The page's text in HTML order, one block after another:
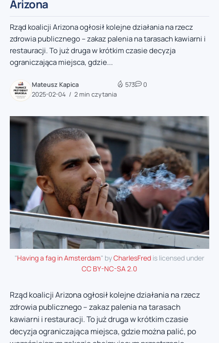
Arizona
Rząd koalicji Arizona ogłosił kolejne działania na rzecz
zdrowia publicznego – zakaz palenia na tarasach kawiarni i
restauracji. To już druga w krótkim czasie decyzja
ograniczająca miejsca, gdzie...
Mateusz Kapica
2025-02-04
2 min czytania
573 0
"Having a fag in Amsterdam" byCharlesFred is licensed under
CC BY-NC-SA 2.0
Rząd koalicji Arizona ogłosił kolejne działania na rzecz
zdrowia publicznego – zakaz palenia na tarasach
kawiarni i restauracji. To już druga w krótkim czasie
decyzja ograniczająca miejsca, gdzie można palić, po